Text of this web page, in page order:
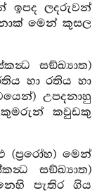
ඉපද ලදරුවන්
මෙන් කුසල
සඞ්ඛ්‍යාත)
හා රතිය හා
උපදනාහු
කුමරුන් කවුඩකු
(ප්‍රරෝහ) මෙන්
සඞ්ඛ්‍යාත)
පැතිර ගිය